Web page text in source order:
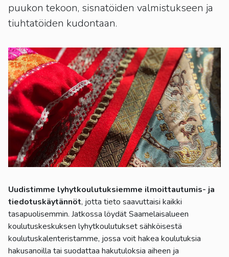
puukon tekoon, sisnatöiden valmistukseen ja
tiuhtatöiden kudontaan.
Uudistimme lyhytkoulutuksiemme ilmoittautumis- ja
tiedotuskäytännöt, jotta tieto saavuttaisi kaikki
tasapuolisemmin. Jatkossa löydät Saamelaisalueen
koulutuskeskuksen lyhytkoulutukset sähköisestä
koulutuskalenteristamme, jossa voit hakea koulutuksia
hakusanoilla tai suodattaa hakutuloksia aiheen ja